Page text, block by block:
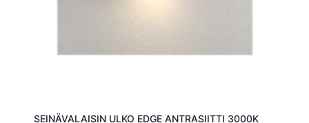
SEINÄVALAISIN ULKO EDGE ANTRASIITTI 3000K